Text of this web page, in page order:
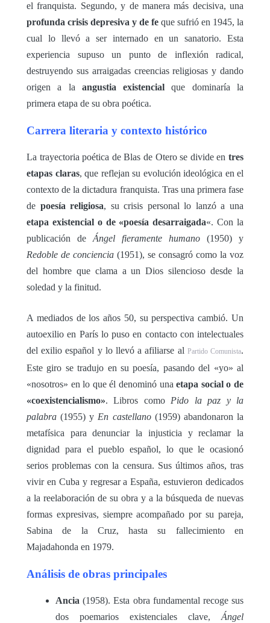
el franquista. Segundo, y de manera más decisiva, una
profunda crisis depresiva y de fe que sufrió en 1945, la
cual lo llevó a ser internado en un sanatorio. Esta
experiencia supuso un punto de inflexión radical,
destruyendo sus arraigadas creencias religiosas y dando
origen a la angustia existencial que dominaría la
primera etapa de su obra poética.
Carrera literaria y contexto histórico
La trayectoria poética de Blas de Otero se divide en tres
etapas claras, que reflejan su evolución ideológica en el
contexto de la dictadura franquista. Tras una primera fase
de poesía religiosa, su crisis personal lo lanzó a una
etapa existencial o de «poesía desarraigada«. Con la
publicación de Ángel fieramente humano (1950) y
Redoble de conciencia (1951), se consagró como la voz
del hombre que clama a un Dios silencioso desde la
soledad y la finitud.
A mediados de los años 50, su perspectiva cambió. Un
autoexilio en París lo puso en contacto con intelectuales
del exilio español y lo llevó a afiliarse al Partido Comunista.
Este giro se tradujo en su poesía, pasando del «yo» al
«nosotros» en lo que él denominó unaetapa social o de
«coexistencialismo». Libros como Pido la paz y la
palabra (1955) y En castellano(1959) abandonaron la
metafísica para denunciar la injusticia y reclamar la
dignidad para el pueblo español, lo que le ocasionó
serios problemas con la censura. Sus últimos años, tras
vivir en Cuba y regresar a España, estuvieron dedicados
a la reelaboración de su obra y a la búsqueda de nuevas
formas expresivas, siempre acompañado por su pareja,
Sabina de la Cruz, hasta su fallecimiento en
Majadahonda en 1979.
Análisis de obras principales
Ancia (1958). Esta obra fundamental recoge sus
dos poemarios existenciales clave, Ángel